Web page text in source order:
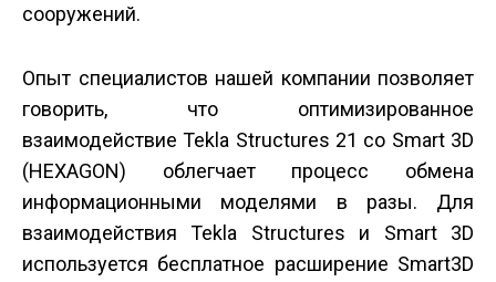
сооружений.
Опыт специалистов нашей компании позволяет
говорить, что оптимизированное
взаимодействие Tekla Structures 21 со Smart 3D
(HEXAGON) облегчает процесс обмена
информационными моделями в разы. Для
взаимодействия Tekla Structures и Smart 3D
используется бесплатное расширение Smart3D